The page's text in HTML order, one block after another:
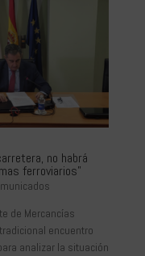
no habrá
ferroviarios”
de Mercancías
encuentro
analizar la situación